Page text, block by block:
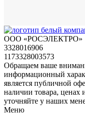
ООО «РОСЭЛЕКТРО»
3328016906
1173328003573
Обращаем ваше
информационный
является публичной
наличии товара, ценах
уточняйте у наших
Меню